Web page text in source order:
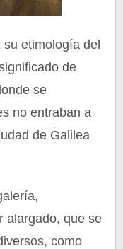
etimología del
de
se
no entraban a
de Galilea
alargado, que se
como